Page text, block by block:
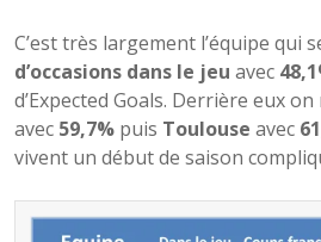
C’est très largement l’équipe qui
d’occasions dans le jeu avec
d’Expected Goals. Derrière eux
avec 59,7% puis Toulouse avec
vivent un début de saison